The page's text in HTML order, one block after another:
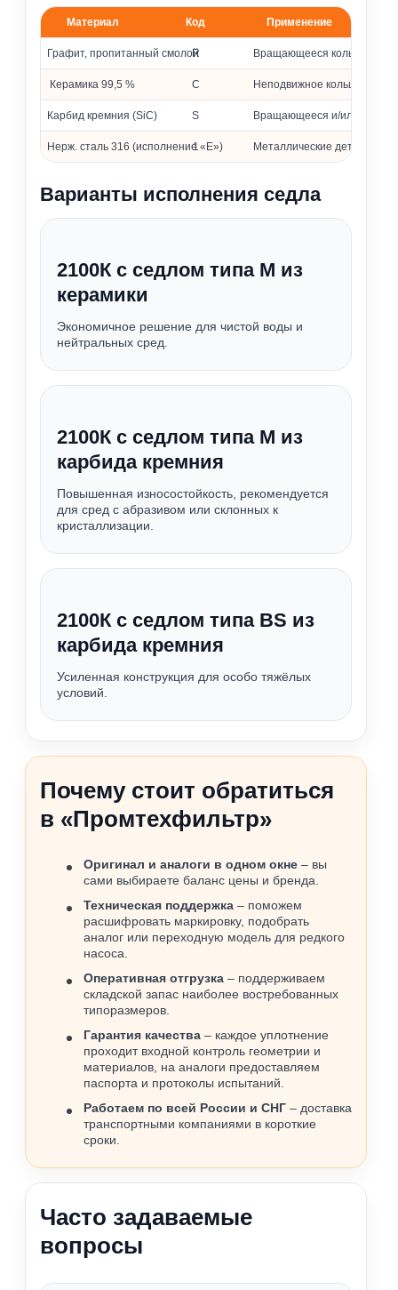
Материалы колец и металлических частей
Материал Код Применение
Графит, пропитанный смолой
R Вращающееся кольцо
Керамика 99,5 % C Неподвижное кольцо
Карбид кремния (SiC) S Вращающееся и/или
Нерж. сталь 316 (исполнение «Е»)
1 Металлические детали
Варианты исполнения седла
2100К с седлом типа М из
керамики
Экономичное решение для чистой воды и
нейтральных сред.
2100К с седлом типа М из
карбида кремния
Повышенная износостойкость, рекомендуется
для сред с абразивом или склонных к
кристаллизации.
2100К с седлом типа BS из
карбида кремния
Усиленная конструкция для особо тяжёлых
условий.
Почему стоит обратиться
в «Промтехфильтр»
Оригинал и аналоги в одном окне – вы
сами выбираете баланс цены и бренда.
Техническая поддержка – поможем
расшифровать маркировку, подобрать
аналог или переходную модель для редкого
насоса.
Оперативная отгрузка – поддерживаем
складской запас наиболее востребованных
типоразмеров.
Гарантия качества – каждое уплотнение
проходит входной контроль геометрии и
материалов, на аналоги предоставляем
паспорта и протоколы испытаний.
Работаем по всей России и СНГ – доставка
транспортными компаниями в короткие
сроки.
Часто задаваемые
вопросы